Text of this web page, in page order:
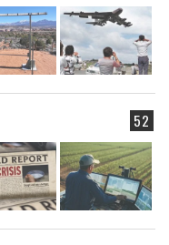
52